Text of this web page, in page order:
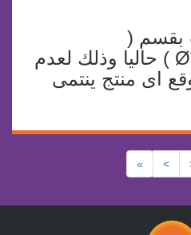
بقسم (
Ø¨Ø§Ù„ÙˆÙ†Ø§Øª ) حاليا وذلك لعدم
اى منتج ينتمى
>
»